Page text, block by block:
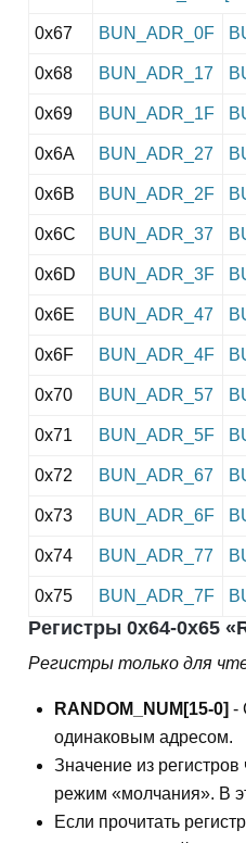
0x67 BUN_ADR_0F
0x68 BUN_ADR_17
0x69 BUN_ADR_1F
0x6A BUN_ADR_27
0x6B BUN_ADR_2F
0x6C BUN_ADR_37
0x6D BUN_ADR_3F
0x6E BUN_ADR_47
0x6F BUN_ADR_4F
0x70 BUN_ADR_57
0x71 BUN_ADR_5F
0x72 BUN_ADR_67
0x73 BUN_ADR_6F
0x74 BUN_ADR_77
0x75 BUN_ADR_7F
Регистры 0x64-0x65
Регистры только для
RANDOM_NUM[15-0] -
одинаковым адресом.
Значение из
режим «молчания». В
Если прочитать